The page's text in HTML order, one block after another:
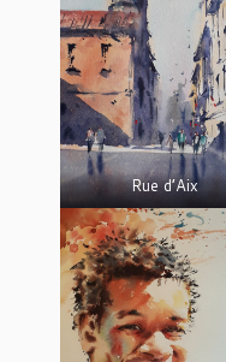
Rue d’Aix